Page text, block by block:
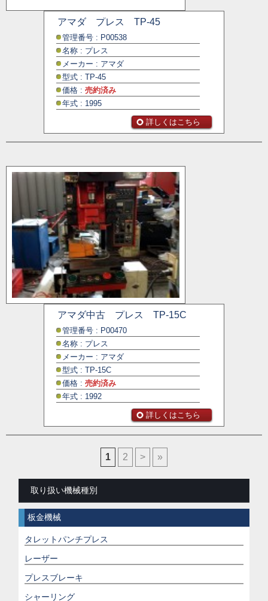
アマダ プレス TP-45
管理番号 : P00538
名称 : プレス
メーカー : アマダ
型式 : TP-45
価格 : 売約済み
年式 : 1995
詳しくはこちら
アマダ中古 プレス TP-15C
管理番号 : P00470
名称 : プレス
メーカー : アマダ
型式 : TP-15C
価格 : 売約済み
年式 : 1992
詳しくはこちら
1 2 > »
取り扱い機械種別
板金機械
タレットパンチプレス
レーザー
プレスブレーキ
シャーリング